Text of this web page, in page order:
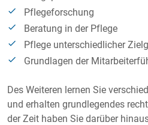
Pflegeforschung
Beratung in der Pflege
Pflege unterschiedlicher
Grundlagen der
Des Weiteren lernen Sie
und erhalten grundlegendes
der Zeit haben Sie darüber